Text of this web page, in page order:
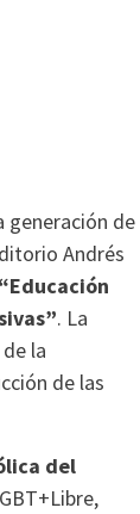
generación de
Andrés
“Educación
. La
la
de las
del